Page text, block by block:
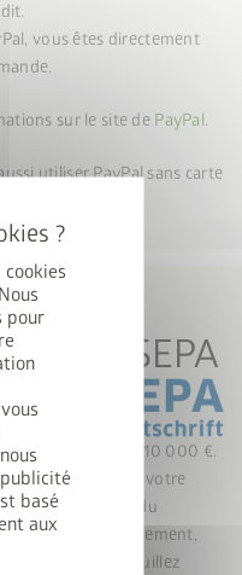
pour
basé
aux
vous êtes directement
sur le site de PayPal.
utiliser PayPal sans carte
SEPA
de commande de 10 000 €.
de la facture sur votre
en temps réel du
immédiatement,
carte de crédit. Veuillez
cancel
à notre newsletter pour
au tirage au sort.